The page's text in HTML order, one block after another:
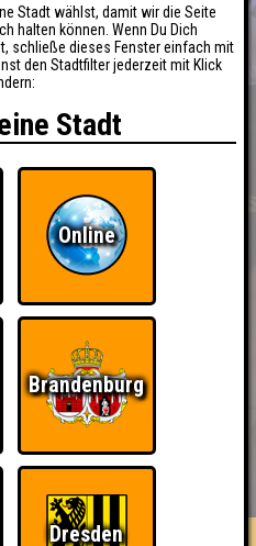
RESERVIERUNG
ÜBER UNS
Stadt wählst, damit wir die Seite
halten können. Wenn Du Dich
schließe dieses Fenster einfach mit
den Stadtfilter jederzeit mit Klick
Stadt
Online
Brandenburg
Dresden